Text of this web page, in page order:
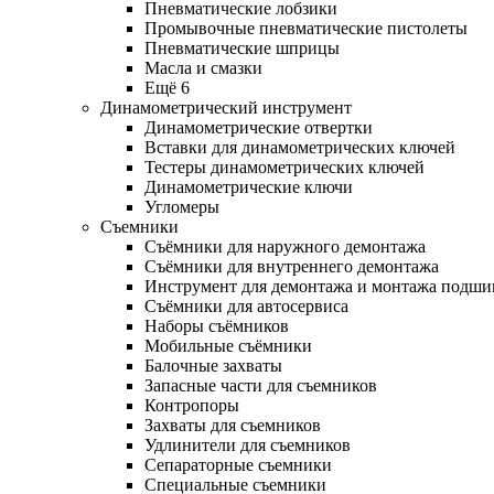
Пневматические лобзики
Промывочные пневматические пистолеты
Пневматические шприцы
Масла и смазки
Ещё 6
Динамометрический инструмент
Динамометрические отвертки
Вставки для динамометрических ключей
Тестеры динамометрических ключей
Динамометрические ключи
Угломеры
Съемники
Съёмники для наружного демонтажа
Съёмники для внутреннего демонтажа
Инструмент для демонтажа и монтажа
Съёмники для автосервиса
Наборы съёмников
Мобильные съёмники
Балочные захваты
Запасные части для съемников
Контропоры
Захваты для съемников
Удлинители для съемников
Сепараторные съемники
Специальные съемники